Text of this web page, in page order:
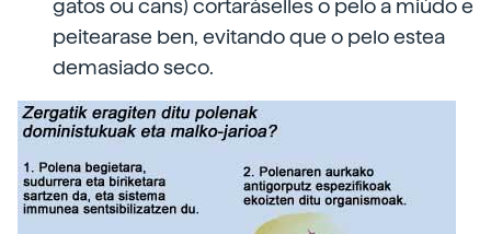
gatos ou cans) cortaráselles o pelo a miúdo e
peitearase ben, evitando que o pelo estea
demasiado seco.